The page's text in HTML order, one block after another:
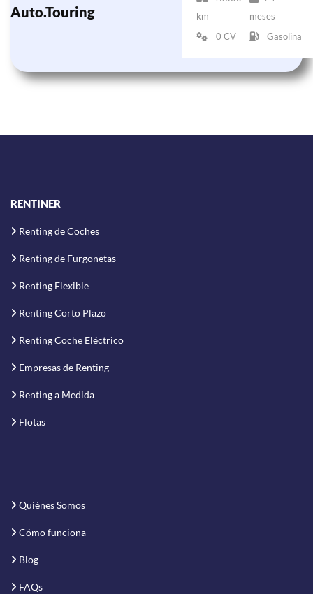
Auto.Touring
km
meses
0 CV
Gasolina
RENTINER
Renting de Coches
Renting de Furgonetas
Renting Flexible
Renting Corto Plazo
Renting Coche Eléctrico
Empresas de Renting
Renting a Medida
Flotas
Quiénes Somos
Cómo funciona
Blog
FAQs